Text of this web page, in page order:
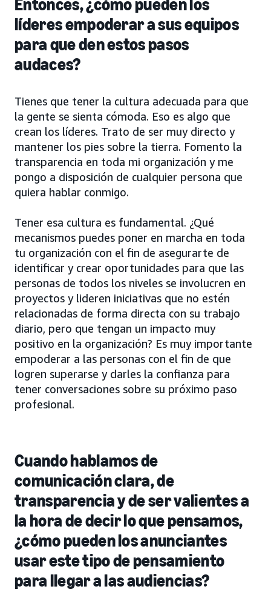
Entonces, ¿cómo pueden los
líderes empoderar a sus equipos
para que den estos pasos
audaces?
Tienes que tener la cultura adecuada para que
la gente se sienta cómoda. Eso es algo que
crean los líderes. Trato de ser muy directo y
mantener los pies sobre la tierra. Fomento la
transparencia en toda mi organización y me
pongo a disposición de cualquier persona que
quiera hablar conmigo.
Tener esa cultura es fundamental. ¿Qué
mecanismos puedes poner en marcha en toda
tu organización con el fin de asegurarte de
identificar y crear oportunidades para que las
personas de todos los niveles se involucren en
proyectos y lideren iniciativas que no estén
relacionadas de forma directa con su trabajo
diario, pero que tengan un impacto muy
positivo en la organización? Es muy importante
empoderar a las personas con el fin de que
logren superarse y darles la confianza para
tener conversaciones sobre su próximo paso
profesional.
Cuando hablamos de
comunicación clara, de
transparencia y de ser valientes a
la hora de decir lo que pensamos,
¿cómo pueden los anunciantes
usar este tipo de pensamiento
para llegar a las audiencias?